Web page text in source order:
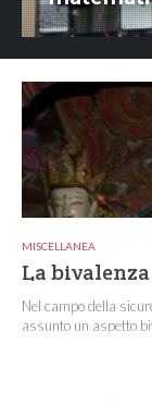
MISCELLANEA
La
Nel campo della
assunto un aspetto